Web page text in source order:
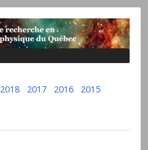
2018 2017 2016
2015